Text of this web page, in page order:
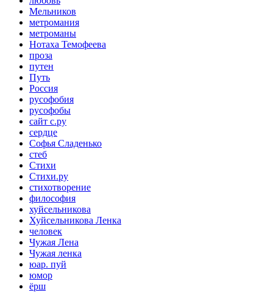
Мельников
метромания
метроманы
Нотаха Темофеева
проза
путен
Путь
Россия
русофобия
русофобы
сайт с.ру
сердце
Софья Сладенько
стеб
Стихи
Стихи.ру
стихотворение
философия
хуйсельникова
Хуйсельникова Ленка
человек
Чужая Лена
Чужая ленка
юар. пуй
юмор
ёрш